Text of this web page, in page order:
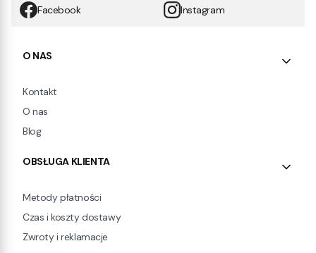
Facebook Instagram
Linki w stopce
O NAS
Kontakt
O nas
Blog
OBSŁUGA KLIENTA
Metody płatności
Czas i koszty dostawy
Zwroty i reklamacje